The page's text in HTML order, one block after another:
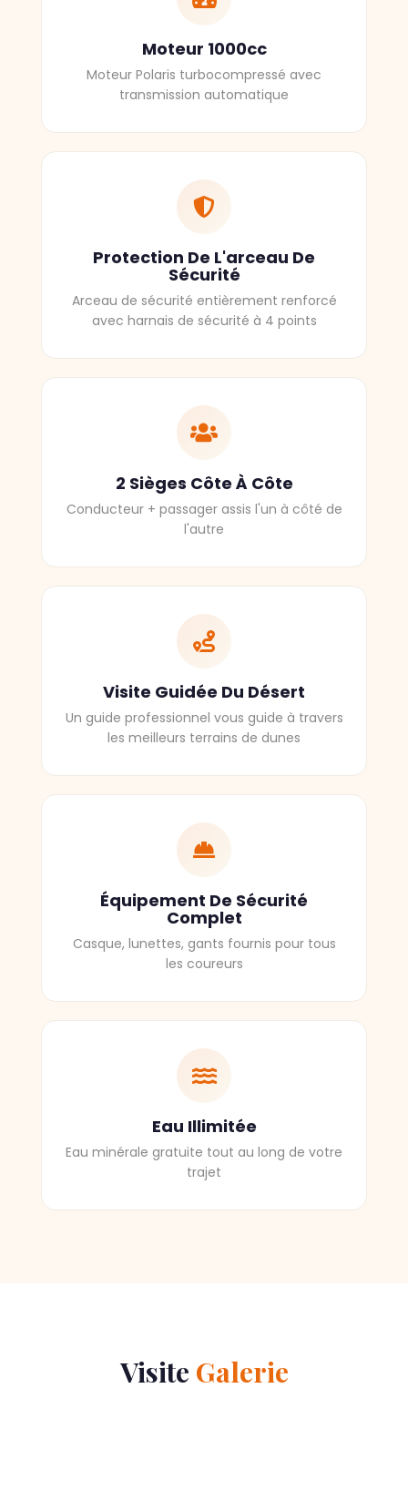
Moteur 1000cc
Moteur Polaris turbocompressé avec
transmission automatique
Protection De L'arceau De
Sécurité
Arceau de sécurité entièrement renforcé
avec harnais de sécurité à 4 points
2 Sièges Côte À Côte
Conducteur + passager assis l'un à côté de
l'autre
Visite Guidée Du Désert
Un guide professionnel vous guide à travers
les meilleurs terrains de dunes
Équipement De Sécurité
Complet
Casque, lunettes, gants fournis pour tous
les coureurs
Eau Illimitée
Eau minérale gratuite tout au long de votre
trajet
Visite Galerie